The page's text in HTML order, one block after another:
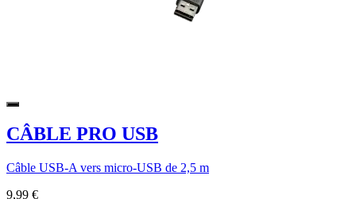
CÂBLE PRO USB
Câble USB-A vers micro-USB de 2,5 m
9,99 €